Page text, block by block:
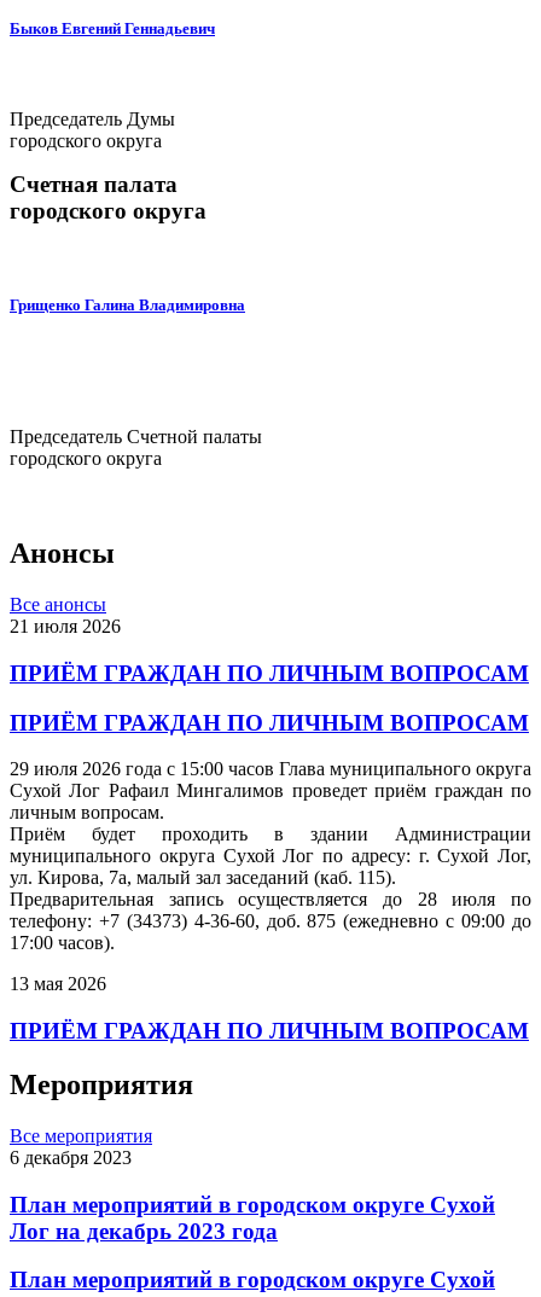
Быков Евгений Геннадьевич
Председатель Думы
городского округа
Счетная палата
городского округа
Грищенко Галина Владимировна
Председатель Счетной палаты
городского округа
Анонсы
Все анонсы
21 июля 2026
ПРИЁМ ГРАЖДАН ПО ЛИЧНЫМ ВОПРОСАМ
ПРИЁМ ГРАЖДАН ПО ЛИЧНЫМ ВОПРОСАМ
29 июля 2026 года с 15:00 часов Глава муниципального округа
Сухой Лог Рафаил Мингалимов проведет приём граждан по
личным вопросам.
Приём будет проходить в здании Администрации
муниципального округа Сухой Лог по адресу: г. Сухой Лог,
ул. Кирова, 7а, малый зал заседаний (каб. 115).
Предварительная запись осуществляется до 28 июля по
телефону: +7 (34373) 4-36-60, доб. 875 (ежедневно с 09:00 до
17:00 часов).
13 мая 2026
ПРИЁМ ГРАЖДАН ПО ЛИЧНЫМ ВОПРОСАМ
Мероприятия
Все мероприятия
6 декабря 2023
План мероприятий в городском округе Сухой
Лог на декабрь 2023 года
План мероприятий в городском округе Сухой